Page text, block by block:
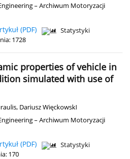
– Archiwum Motoryzacji
(PDF)
Statystyki
1728
properties of vehicle in
simulated with use of
, Dariusz WięckowskI
– Archiwum Motoryzacji
(PDF)
Statystyki
170